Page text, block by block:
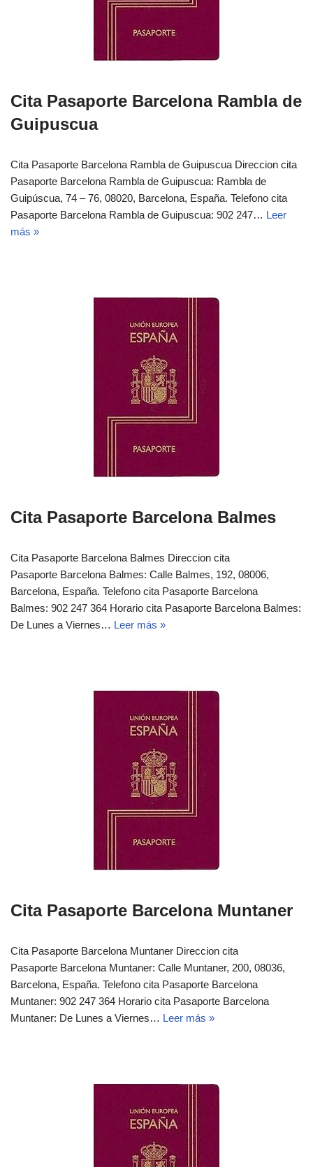
Cita Pasaporte Barcelona Rambla de
Guipuscua
Cita Pasaporte Barcelona Rambla de Guipuscua Direccion cita
Pasaporte Barcelona Rambla de Guipuscua: Rambla de
Guipúscua, 74 – 76, 08020, Barcelona, España. Telefono cita
Pasaporte Barcelona Rambla de Guipuscua: 902 247… Leer
más »
Cita Pasaporte Barcelona Balmes
Cita Pasaporte Barcelona Balmes Direccion cita
Pasaporte Barcelona Balmes: Calle Balmes, 192, 08006,
Barcelona, España. Telefono cita Pasaporte Barcelona
Balmes: 902 247 364 Horario cita Pasaporte Barcelona Balmes:
De Lunes a Viernes… Leer más »
Cita Pasaporte Barcelona Muntaner
Cita Pasaporte Barcelona Muntaner Direccion cita
Pasaporte Barcelona Muntaner: Calle Muntaner, 200, 08036,
Barcelona, España. Telefono cita Pasaporte Barcelona
Muntaner: 902 247 364 Horario cita Pasaporte Barcelona
Muntaner: De Lunes a Viernes… Leer más »